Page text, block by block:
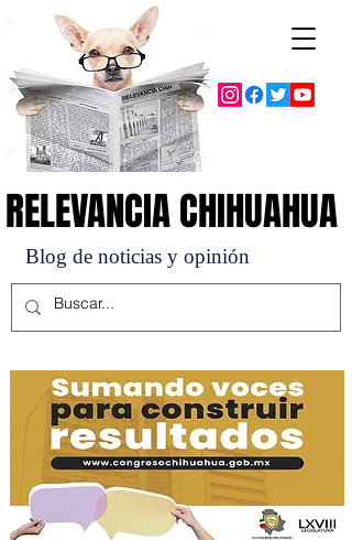
Blog de noticias y opinión
RELEVANCIA CHIHUAHUA
RELEVANCIA CHIHUAHUA